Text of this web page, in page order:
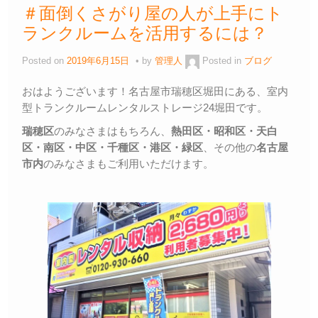
＃面倒くさがり屋の人が上手にト
ランクルームを活用するには？
Posted on 2019年6月15日 by 管理人 Posted in ブログ
おはようございます！名古屋市瑞穂区堀田にある、室内
型トランクルームレンタルストレージ24堀田です。
瑞穂区のみなさまはもちろん、 熱田区・昭和区・天白
区・ 南区・中区・千種区・港区・緑区 、その他の名古屋
市内のみなさまもご利用いただけます。